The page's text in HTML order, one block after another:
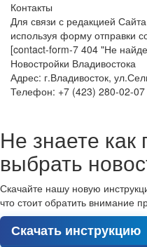
Контакты
Для связи с редакцией
используя форму отправки
[contact-form-7 404 "Не
Новостройки Владивостока
Адрес: г.Владивосток,
Телефон: +7 (423) 280-02-07
Не знаете как
выбрать
Скачайте нашу новую
что стоит обратить внимание
Скачать инструкцию